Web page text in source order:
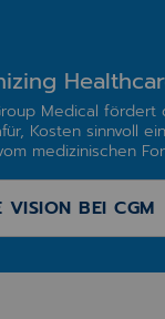
Medical fördert
Kosten sinnvoll
medizinischen
VISION BEI CGM